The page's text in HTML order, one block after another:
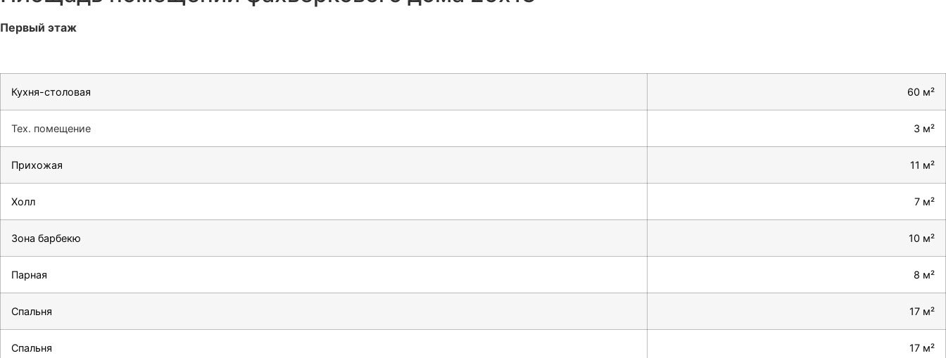
Первый этаж
Кухня-столовая 60 м²
Тех. помещение 3 м²
Прихожая 11 м²
Холл 7 м²
Зона барбекю 10 м²
Парная 8 м²
Спальня 17 м²
Спальня 17 м²